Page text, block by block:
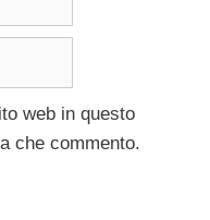
web in questo
che commento.